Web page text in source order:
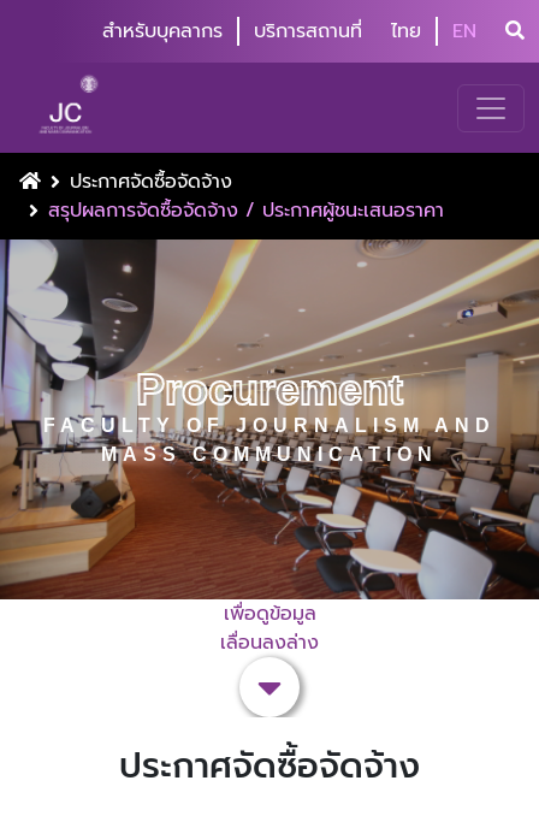
สำหรับบุคลากร บริการสถานที่ ไทย EN
ประกาศจัดซื้อจัดจ้าง
สรุปผลการจัดซื้อจัดจ้าง / ประกาศผู้ชนะเสนอราคา
Procurement
FACULTY OF JOURNALISM AND
MASS COMMUNICATION
เลื่อนลงล่าง
เพื่อดูข้อมูล
ประกาศจัดซื้อจัดจ้าง